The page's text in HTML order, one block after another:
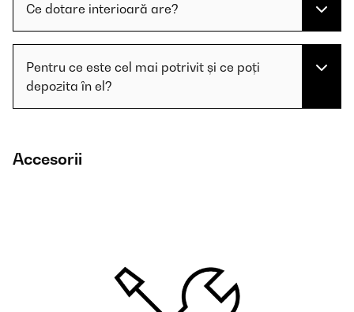
Ce dotare interioară are?
Pentru ce este cel mai potrivit și ce poți
depozita în el?
Accesorii